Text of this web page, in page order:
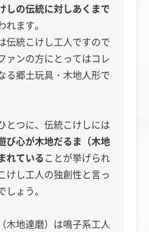
しの伝統に対しあくまで
れます。
伝統こけし工人ですので
ァンの方にとってはコレ
る郷土玩具・木地人形で
とつに、伝統こけしには
び心が木地だるま（木地
れていることが挙げられ
けし工人の独創性と言っ
ょう。
木地達磨）は鳴子系工人